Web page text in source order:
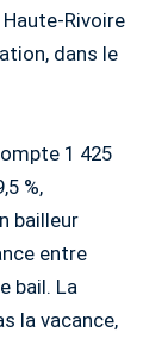
Rivoire
dans le
1 425
%,
bailleur
entre
bail. La
la vacance,